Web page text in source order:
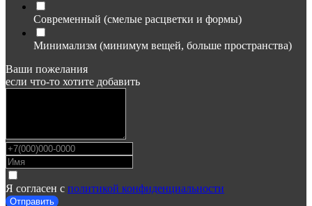
Современный (смелые расцветки и формы)
Минимализм (минимум вещей, больше пространства)
Ваши пожелания
если что-то хотите добавить
Я согласен с политикой конфиденциальности
Отправить